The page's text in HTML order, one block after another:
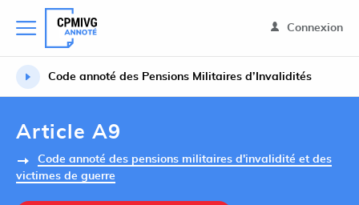
Connexion
Code annoté des Pensions Militaires d’Invalidités
Article A9
Code annoté des pensions militaires d'invalidité et des
victimes de guerre